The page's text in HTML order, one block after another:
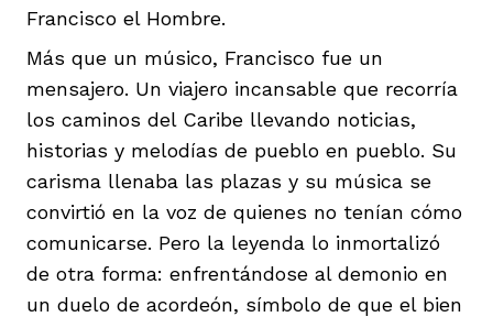
Francisco el Hombre.
Más que un músico, Francisco fue un
mensajero. Un viajero incansable que recorría
los caminos del Caribe llevando noticias,
historias y melodías de pueblo en pueblo. Su
carisma llenaba las plazas y su música se
convirtió en la voz de quienes no tenían cómo
comunicarse. Pero la leyenda lo inmortalizó
de otra forma: enfrentándose al demonio en
un duelo de acordeón, símbolo de que el bien